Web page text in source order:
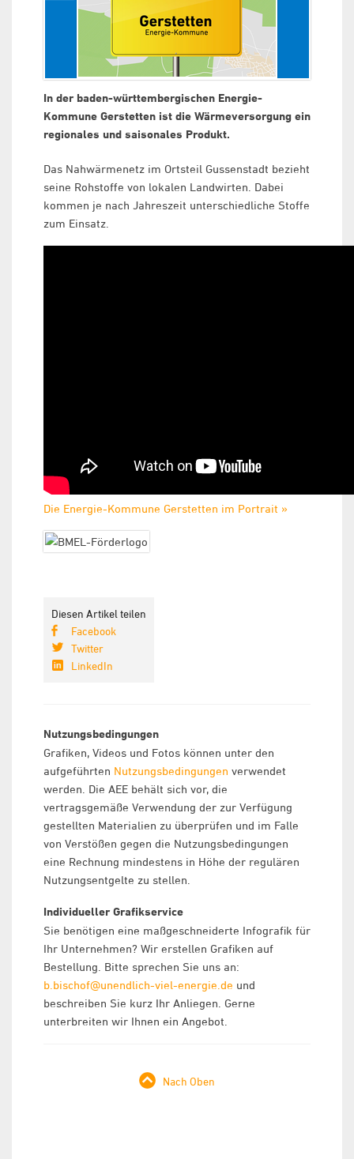
In der baden-württembergischen Energie-
Kommune Gerstetten ist die Wärmeversorgung ein
regionales und saisonales Produkt.
Das Nahwärmenetz im Ortsteil Gussenstadt bezieht
seine Rohstoffe von lokalen Landwirten. Dabei
kommen je nach Jahreszeit unterschiedliche Stoffe
zum Einsatz.
Die Energie-Kommune Gerstetten im Portrait »
Diesen Artikel teilen
Facebook
Twitter
LinkedIn
Nutzungsbedingungen
Grafiken, Videos und Fotos können unter den
aufgeführten Nutzungsbedingungen verwendet
werden. Die AEE behält sich vor, die
vertragsgemäße Verwendung der zur Verfügung
gestellten Materialien zu überprüfen und im Falle
von Verstößen gegen die Nutzungsbedingungen
eine Rechnung mindestens in Höhe der regulären
Nutzungsentgelte zu stellen.
Individueller Grafikservice
Sie benötigen eine maßgeschneiderte Infografik für
Ihr Unternehmen? Wir erstellen Grafiken auf
Bestellung. Bitte sprechen Sie uns an:
b.bischof@unendlich-viel-energie.de und
beschreiben Sie kurz Ihr Anliegen. Gerne
unterbreiten wir Ihnen ein Angebot.
Nach Oben